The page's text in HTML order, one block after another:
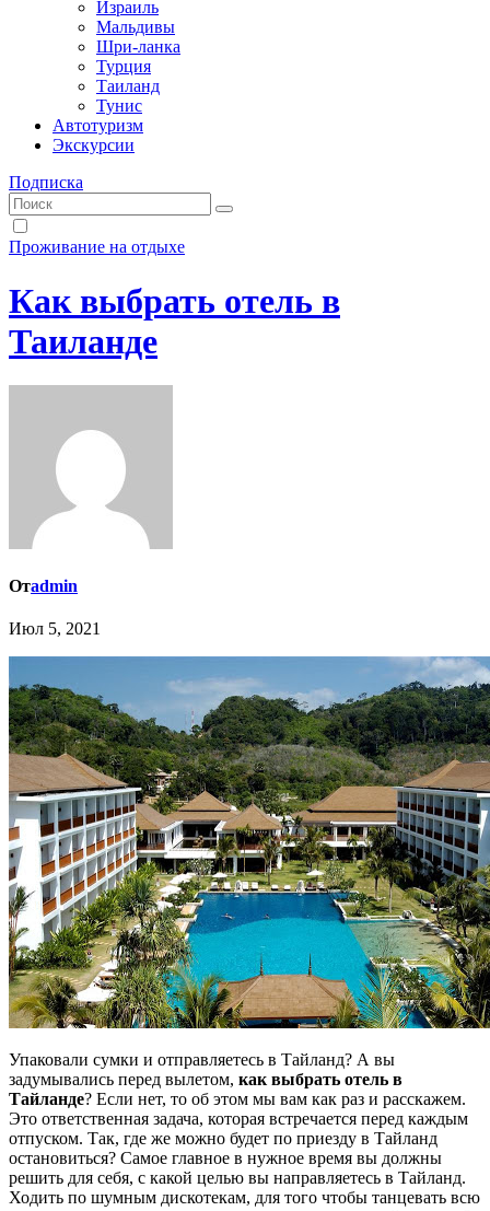
Израиль
Мальдивы
Шри-ланка
Турция
Таиланд
Тунис
Автотуризм
Экскурсии
Подписка
Проживание на отдыхе
Как выбрать отель в
Таиланде
Отadmin
Июл 5, 2021
Упаковали сумки и отправляетесь в Тайланд? А вы
задумывались перед вылетом, как выбрать отель в
Тайланде? Если нет, то об этом мы вам как раз и расскажем.
Это ответственная задача, которая встречается перед каждым
отпуском. Так, где же можно будет по приезду в Тайланд
остановиться? Самое главное в нужное время вы должны
решить для себя, с какой целью вы направляетесь в Тайланд.
Ходить по шумным дискотекам, для того чтобы танцевать всю